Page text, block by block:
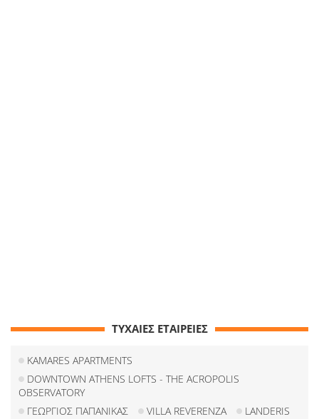
ΤΥΧΑΙΕΣ ΕΤΑΙΡΕΙΕΣ
KAMARES APARTMENTS
DOWNTOWN ATHENS LOFTS - THE ACROPOLIS
OBSERVATORY
ΓΕΩΡΓΙΟΣ ΠΑΠΑΝΙΚΑΣ
VILLA REVERENZA
LANDERIS